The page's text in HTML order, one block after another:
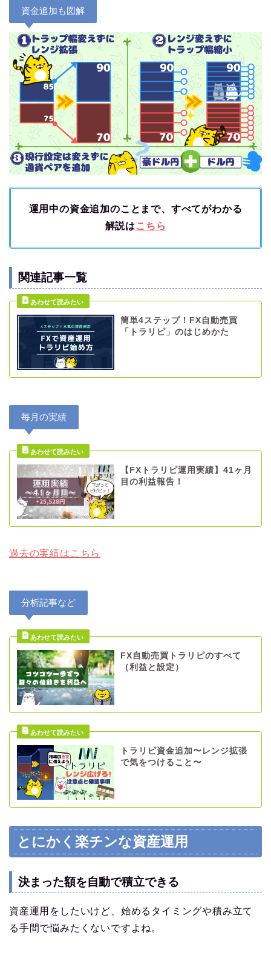
資金追加も図解
運用中の資金追加のことまで、すべてがわかる
解説は こちら
関連記事一覧
簡単4ステップ！FX自動売買
「トラリピ」のはじめかた
毎月の実績
【FXトラリピ運用実績】41ヶ月
目の利益報告！
過去の実績はこちら
分析記事など
FX自動売買トラリピのすべて
（利益と設定）
トラリピ資金追加〜レンジ拡張
で気をつけること〜
とにかく楽チンな資産運用
決まった額を自動で積立できる
資産運用をしたいけど、始めるタイミングや積み立て
る手間で悩みたくないですよね。